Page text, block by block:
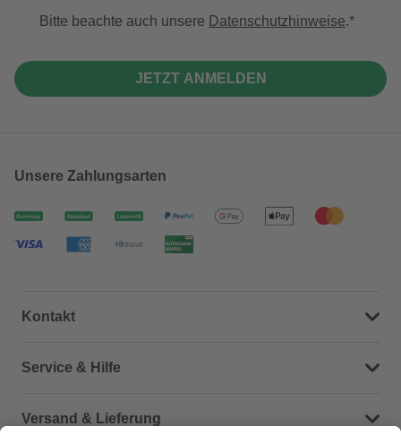
Bitte beachte auch unsere Datenschutzhinweise.
JETZT ANMELDEN
Unsere Zahlungsarten
Kontakt
Dein Kontakt zu uns
Service & Hilfe
Häufige Fragen (FAQ)
Versand & Lieferung